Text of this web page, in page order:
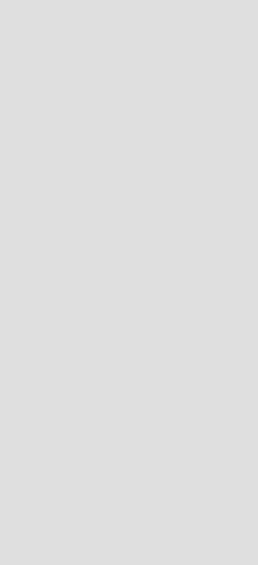
secara klasik
0.4.2. Pada saat
khusus membangun
game, memungkinkan
dengan semua
dunia, tunggu apa
dan nikmati
mitra global menjadi
Сўз Ўйини
tinggi membuat Сўз
educational penggemar,
educational game ,
maju, pengalaman